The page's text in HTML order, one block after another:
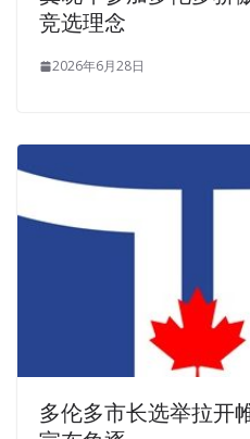
竞选理念
2026年6月28日
多伦多市长选举拉开